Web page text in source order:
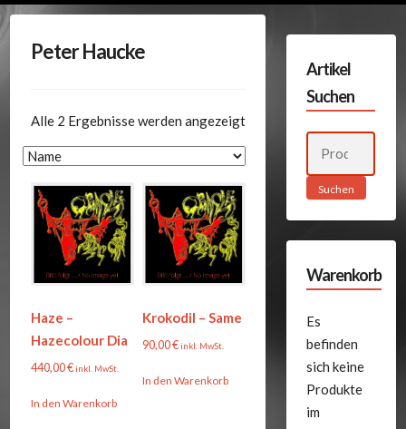
Peter Haucke
Alle 2 Ergebnisse werden angezeigt
Haze –
Hazecolour Dia
440,00€inkl. MwSt.
In den Warenkorb
Krokodil – Same
90,00€inkl. MwSt.
In den Warenkorb
Artikel
Suchen
Suchen
Warenkorb
Es
befinden
sich keine
Produkte
im